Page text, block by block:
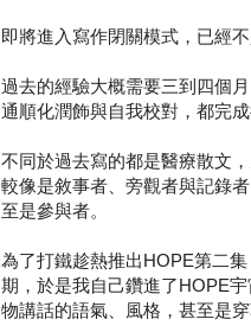
即將進入寫作閉關模式，已經
過去的經驗大概需要三到四個
通順化潤飾與自我校對，都完
不同於過去寫的都是醫療散文
較像是敘事者、旁觀者與記錄
至是參與者。
為了打鐵趁熱推出HOPE第二
期，於是我自己鑽進了HOPE
物講話的語氣、風格，甚至是穿